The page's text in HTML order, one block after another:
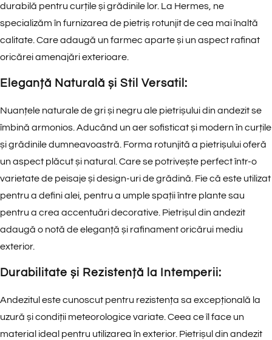
durabilă pentru curțile și grădinile lor. La Hermes, ne
specializăm în furnizarea de pietriș rotunjit de cea mai înaltă
calitate. Care adaugă un farmec aparte și un aspect rafinat
oricărei amenajări exterioare.
Eleganță Naturală și Stil Versatil:
Nuanțele naturale de gri și negru ale pietrișului din andezit se
îmbină armonios. Aducând un aer sofisticat și modern în curțile
și grădinile dumneavoastră. Forma rotunjită a pietrișului oferă
un aspect plăcut și natural. Care se potrivește perfect într-o
varietate de peisaje și design-uri de grădină. Fie că este utilizat
pentru a defini alei, pentru a umple spații între plante sau
pentru a crea accentuări decorative. Pietrișul din andezit
adaugă o notă de eleganță și rafinament oricărui mediu
exterior.
Durabilitate și Rezistență la Intemperii:
Andezitul este cunoscut pentru rezistența sa excepțională la
uzură și condiții meteorologice variate. Ceea ce îl face un
material ideal pentru utilizarea în exterior. Pietrișul din andezit